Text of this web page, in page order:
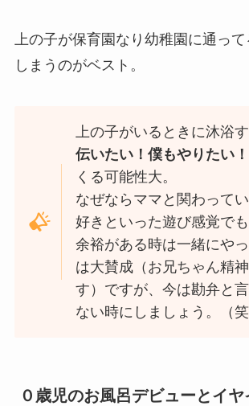
上の子が保育園なり幼稚園に通っ
しまうのがベスト。
上の子がいるときに沐浴す
伝いたい！僕もやりたい！
くる可能性大。
なぜならママと関わって
好きといった遊び感覚でも
余裕がある時は一緒にや
は大賛成（お兄ちゃん精
す）ですが、今は勘弁と
ない時にしましょう。（笑
０歳児のお風呂デビューとイ